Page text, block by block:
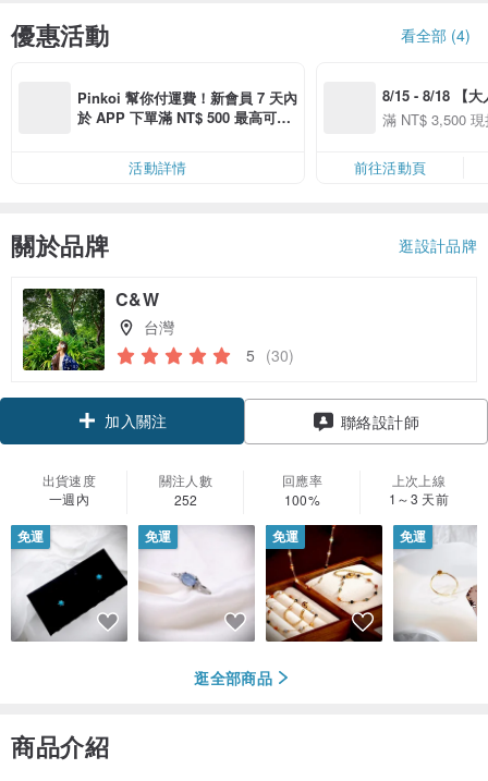
優惠活動 看全部 (4)
Pinkoi 幫你付運費！新會員 7 天內
於 APP 下單滿 NT$ 500 最高可折
活動詳情
8/15 - 8/18 【大
季】滿
50
滿 NT$ 3,500
前往活動頁
關於品牌 逛設計品牌
C&W
台灣
5 (30)
加入關注 聯絡設計師
出貨速度
一週內
關注人數
252
回應率
100%
上次上線
1～3 天前
免運 免運 免運 免運
逛全部商品
商品介紹